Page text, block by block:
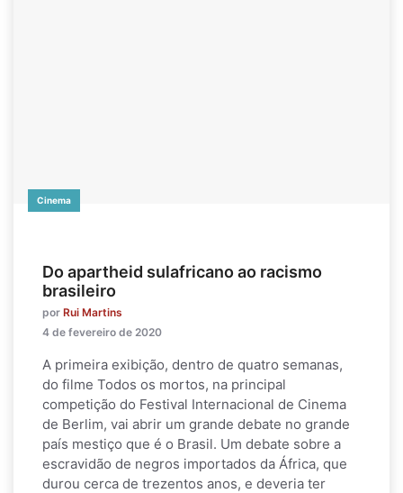
Cinema
Do apartheid sulafricano ao racismo
brasileiro
por Rui Martins
4 de fevereiro de 2020
A primeira exibição, dentro de quatro semanas,
do filme Todos os mortos, na principal
competição do Festival Internacional de Cinema
de Berlim, vai abrir um grande debate no grande
país mestiço que é o Brasil. Um debate sobre a
escravidão de negros importados da África, que
durou cerca de trezentos anos, e deveria ter